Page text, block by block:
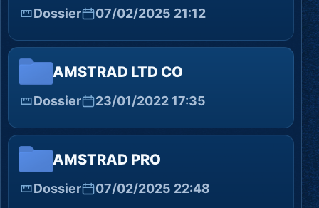
Dossier 07/02/2025 21:12
AMSTRAD LTD CO
Dossier 23/01/2022 17:35
AMSTRAD PRO
Dossier 07/02/2025 22:48